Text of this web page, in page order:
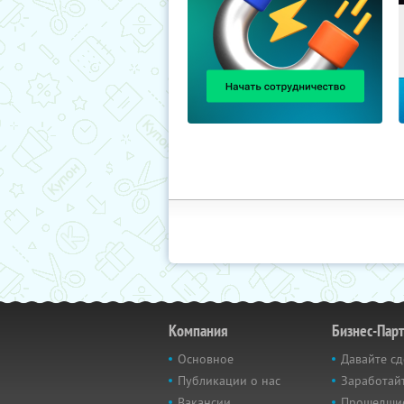
Компания
Основное
Публикации о нас
Бизнес-
Давайте